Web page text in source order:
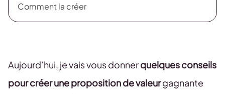
Comment la créer
Aujourd’hui, je vais vous donnerquelques conseils
pour créer une proposition de valeurgagnante